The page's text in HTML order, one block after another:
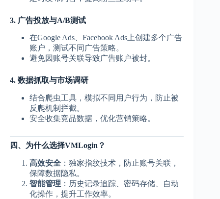
3. 广告投放与A/B测试
在Google Ads、Facebook Ads上创建多个广告
账户，测试不同广告策略。
避免因账号关联导致广告账户被封。
4. 数据抓取与市场调研
结合爬虫工具，模拟不同用户行为，防止被
反爬机制拦截。
安全收集竞品数据，优化营销策略。
四、为什么选择VMLogin？
高效安全 ：独家指纹技术，防止账号关联，
保障数据隐私。
智能管理 ：历史记录追踪、密码存储、自动
化操作，提升工作效率。